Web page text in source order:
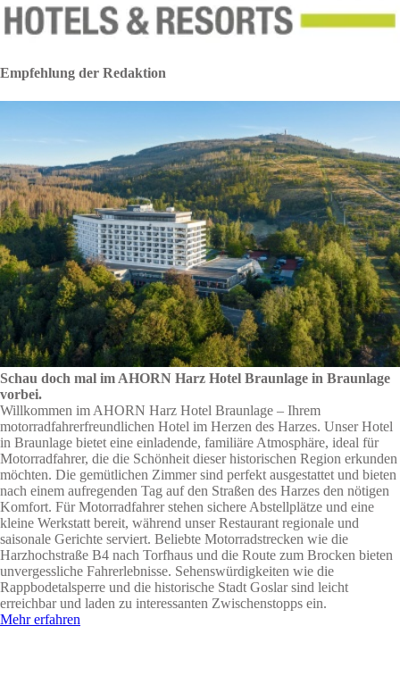
Empfehlung der Redaktion
Schau doch mal im AHORN Harz Hotel Braunlage in Braunlage
vorbei.
Willkommen im AHORN Harz Hotel Braunlage – Ihrem
motorradfahrerfreundlichen Hotel im Herzen des Harzes. Unser Hotel
in Braunlage bietet eine einladende, familiäre Atmosphäre, ideal für
Motorradfahrer, die die Schönheit dieser historischen Region erkunden
möchten. Die gemütlichen Zimmer sind perfekt ausgestattet und bieten
nach einem aufregenden Tag auf den Straßen des Harzes den nötigen
Komfort. Für Motorradfahrer stehen sichere Abstellplätze und eine
kleine Werkstatt bereit, während unser Restaurant regionale und
saisonale Gerichte serviert. Beliebte Motorradstrecken wie die
Harzhochstraße B4 nach Torfhaus und die Route zum Brocken bieten
unvergessliche Fahrerlebnisse. Sehenswürdigkeiten wie die
Rappbodetalsperre und die historische Stadt Goslar sind leicht
erreichbar und laden zu interessanten Zwischenstopps ein.
Mehr erfahren